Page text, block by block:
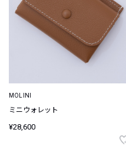
MOLINI
ミニウォレット
¥28,600